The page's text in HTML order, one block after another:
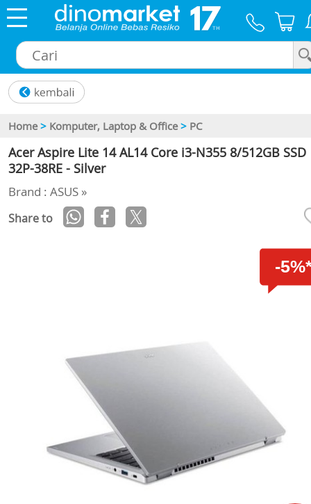
Home > Komputer, Laptop & Office > PC
Acer Aspire Lite 14 AL14 Core i3-N355 8/512GB SSD
32P-38RE - Silver
Brand : ASUS »
Share to
-